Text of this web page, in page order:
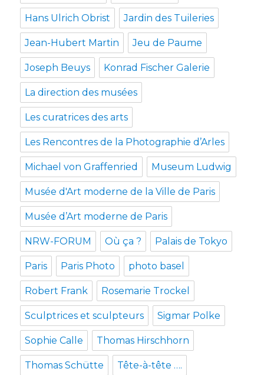
Hans Ulrich Obrist Jardin des Tuileries
Jean-Hubert Martin Jeu de Paume
Joseph Beuys Konrad Fischer Galerie
La direction des musées
Les curatrices des arts
Les Rencontres de la Photographie d’Arles
Michael von Graffenried Museum Ludwig
Musée d'Art moderne de la Ville de Paris
Musée d’Art moderne de Paris
NRW-FORUM Où ça ? Palais de Tokyo
Paris Paris Photo photo basel
Robert Frank Rosemarie Trockel
Sculptrices et sculpteurs Sigmar Polke
Sophie Calle Thomas Hirschhorn
Thomas Schütte Tête-à-tête ….